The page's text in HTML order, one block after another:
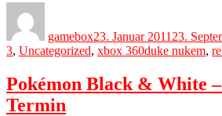
gamebox23. Januar 2011 23.
3, Uncategorized, xbox 360Tags
duke nukem,
Pokémon Black & White
Termin